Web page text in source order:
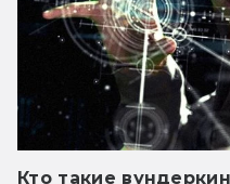
Кто такие